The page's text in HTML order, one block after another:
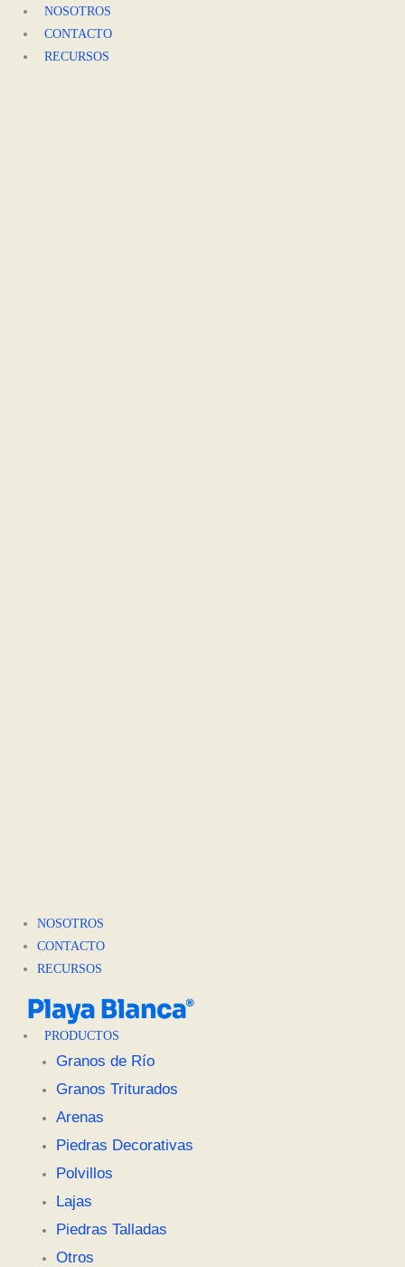
contenido
NOSOTROS
CONTACTO
RECURSOS
NOSOTROS
CONTACTO
RECURSOS
PRODUCTOS
Granos de Río
Granos Triturados
Arenas
Piedras Decorativas
Polvillos
Lajas
Piedras Talladas
Otros